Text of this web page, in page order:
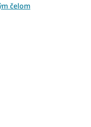
priestorom
priestorom
priestorom
priestorom
priestorom
priestorom
čelom